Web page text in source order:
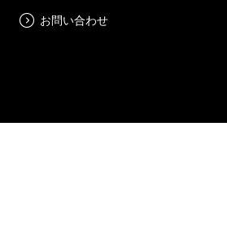
お問い合わせ